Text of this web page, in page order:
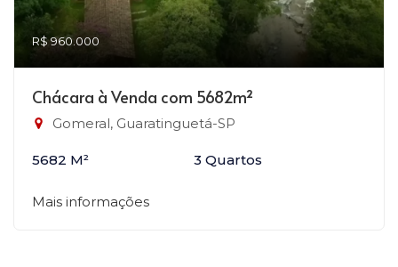
R$ 960.000
Chácara à Venda com 5682m²
Gomeral, Guaratinguetá-SP
5682 M² 3 Quartos
Mais informações